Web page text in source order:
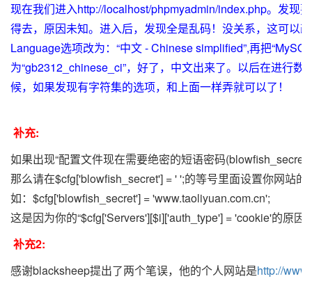
现在我们进入http://localhost/phpmyadmin/index.php。发现
得去，原因未知。进入后，发现全是乱码！没关系，这可以
Language选项改为：“中文 - Chinese simplified”,再把
为“gb2312_chinese_ci”，好了，中文出来了。以后在进行数
候，如果发现有字符集的选项，和上面一样弄就可以了！
补充:
如果出现“配置文件现在需要绝密的短语密码
那么请在$cfg['blowfish_secret'] = ' ';的等号里面设置你网站的
如：$cfg['blowfish_secret'] = 'www.taoliyuan.com.cn';
这是因为你的“$cfg['Servers'][$i]['auth_type'] = 'cookie'的原因
补充2:
感谢blacksheep提出了两个笔误，他的个人网站是http://